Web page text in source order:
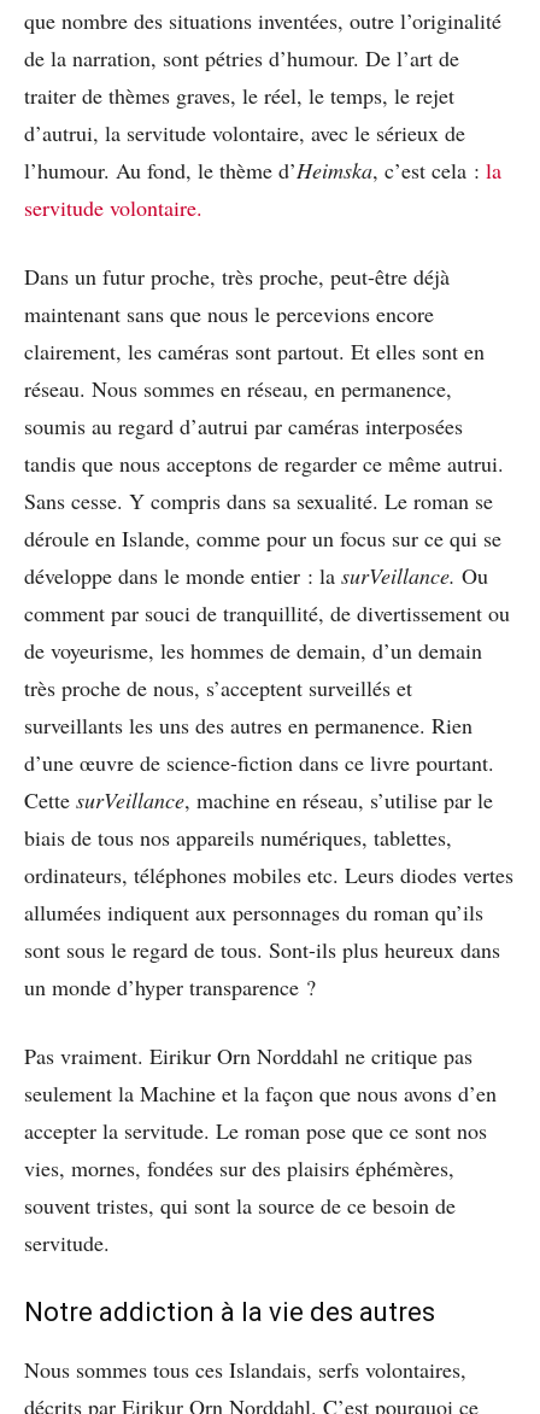
que nombre des situations inventées, outre l’originalité
de la narration, sont pétries d’humour. De l’art de
traiter de thèmes graves, le réel, le temps, le rejet
d’autrui, la servitude volontaire, avec le sérieux de
l’humour. Au fond, le thème d’Heimska, c’est cela : la
servitude volontaire.
Dans un futur proche, très proche, peut-être déjà
maintenant sans que nous le percevions encore
clairement, les caméras sont partout. Et elles sont en
réseau. Nous sommes en réseau, en permanence,
soumis au regard d’autrui par caméras interposées
tandis que nous acceptons de regarder ce même autrui.
Sans cesse. Y compris dans sa sexualité. Le roman se
déroule en Islande, comme pour un focus sur ce qui se
développe dans le monde entier : la surVeillance. Ou
comment par souci de tranquillité, de divertissement ou
de voyeurisme, les hommes de demain, d’un demain
très proche de nous, s’acceptent surveillés et
surveillants les uns des autres en permanence. Rien
d’une œuvre de science-fiction dans ce livre pourtant.
Cette surVeillance, machine en réseau, s’utilise par le
biais de tous nos appareils numériques, tablettes,
ordinateurs, téléphones mobiles etc. Leurs diodes vertes
allumées indiquent aux personnages du roman qu’ils
sont sous le regard de tous. Sont-ils plus heureux dans
un monde d’hyper transparence ?
Pas vraiment. Eirikur Orn Norddahl ne critique pas
seulement la Machine et la façon que nous avons d’en
accepter la servitude. Le roman pose que ce sont nos
vies, mornes, fondées sur des plaisirs éphémères,
souvent tristes, qui sont la source de ce besoin de
servitude.
Notre addiction à la vie des autres
Nous sommes tous ces Islandais, serfs volontaires,
décrits par Eirikur Orn Norddahl. C’est pourquoi ce